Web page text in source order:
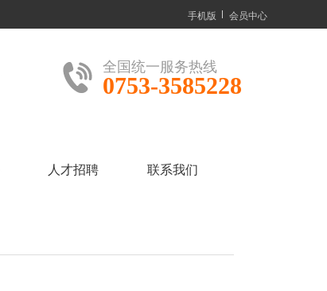
手机版 会员中心
人才招聘 联系我们
全国统一服务热线
0753-3585228